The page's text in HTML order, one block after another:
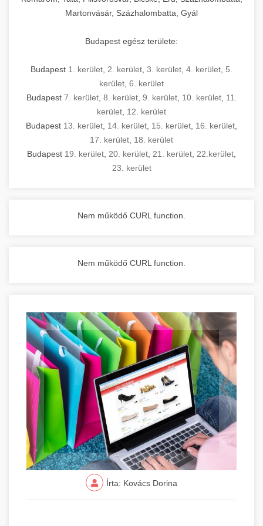
Martonvásár, Százhalombatta, Gyál
Budapest egész területe:
Budapest 1. kerület 2. kerület 3. kerület 4. kerület 5.
kerület 6. kerület
Budapest 7. kerület, 8. kerület, 9. kerület, 10. kerület, 11.
kerület 12. kerület
Budapest 13. kerület 14. kerület 15. kerület 16. kerület
17. kerület 18. kerület
Budapest 19. kerület 20. kerület 21. kerület 22.kerület
23. kerület
Nem működő CURL function.
Nem működő CURL function.
Írta: Kovács Dorina